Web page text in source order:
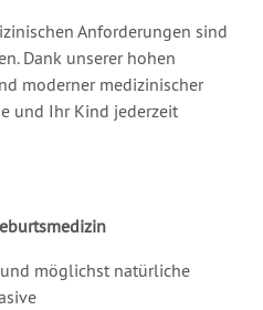
Anforderungen sind
Dank unserer hohen
moderner medizinischer
und Ihr Kind jederzeit
möglichst natürliche